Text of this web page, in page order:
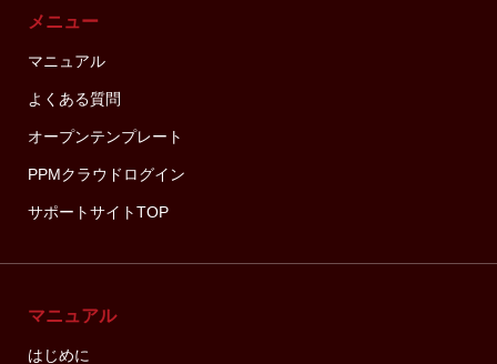
メニュー
マニュアル
よくある質問
オープンテンプレート
PPMクラウドログイン
サポートサイトTOP
マニュアル
はじめに